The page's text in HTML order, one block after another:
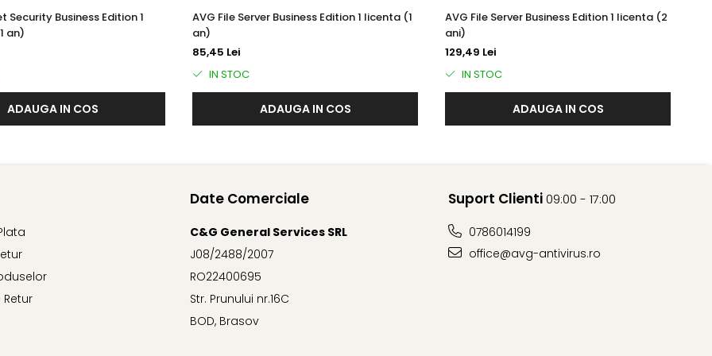
nesigure și suplimente suspecte.
un mediu complet izolat și sigur. Când rulați o aplicație în Sandbox, activitatea dvs. și conținutul web sunt conținute,
util atunci când doriți să rulați aplicații suspecte sau nesigure fără riscuri.
ajută să vă securizați rețeaua pentru a împiedica atacatorii să o acceseze și să utilizeze greșit datele
Unele programe rău intenționate vă pot redirecționa de la o adresă URL autentică la una neautentică pentru a
și detalii despre cardul de credit.
Security Business Edition 1
an)
ADAUGA IN COS
AVG File Server Business Edition 1 licenta (1
an)
85,45 Lei
IN STOC
ADAUGA IN COS
AVG File Server Business Edition 1 licenta (2
ani)
129,49 Lei
IN STOC
ADAUGA IN COS
Date Comerciale
C&G General Services SRL
J08/2488/2007
RO22400695
Str. Prunului nr.16C
BOD, Brasov
Suport Clienti09:00 - 17:00
0786014199
office@avg-antivirus.ro